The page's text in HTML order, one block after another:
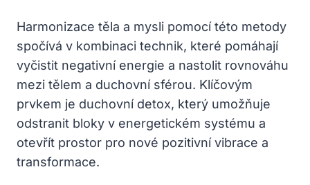
Harmonizace těla a mysli pomocí této metody
spočívá v kombinaci technik, které pomáhají
vyčistit negativní energie a nastolit rovnováhu
mezi tělem a duchovní sférou. Klíčovým
prvkem je duchovní detox, který umožňuje
odstranit bloky v energetickém systému a
otevřít prostor pro nové pozitivní vibrace a
transformace.